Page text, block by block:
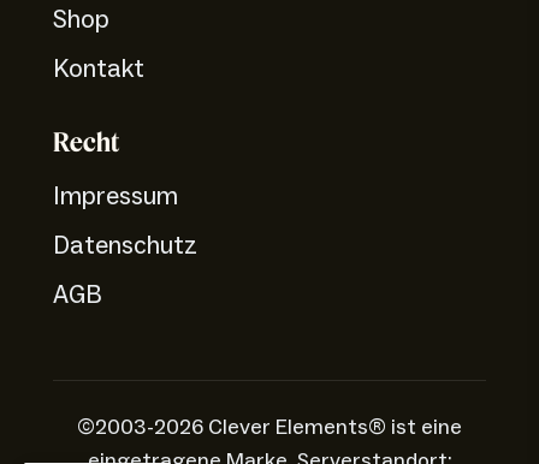
Shop
Kontakt
Recht
Impressum
Datenschutz
AGB
©2003-2026 Clever Elements® ist eine